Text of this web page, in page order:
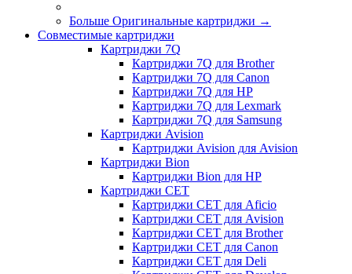
Больше Оригинальные картриджи →
Совместимые картриджи
Картриджи 7Q
Картриджи 7Q для Brother
Картриджи 7Q для Canon
Картриджи 7Q для HP
Картриджи 7Q для Lexmark
Картриджи 7Q для Samsung
Картриджи Avision
Картриджи Avision для Avision
Картриджи Bion
Картриджи Bion для HP
Картриджи CET
Картриджи CET для Aficio
Картриджи CET для Avision
Картриджи CET для Brother
Картриджи CET для Canon
Картриджи CET для Deli